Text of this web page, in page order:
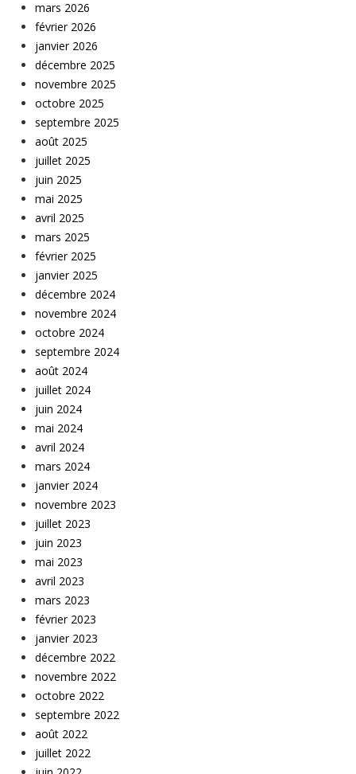
mars 2026
février 2026
janvier 2026
décembre 2025
novembre 2025
octobre 2025
septembre 2025
août 2025
juillet 2025
juin 2025
mai 2025
avril 2025
mars 2025
février 2025
janvier 2025
décembre 2024
novembre 2024
octobre 2024
septembre 2024
août 2024
juillet 2024
juin 2024
mai 2024
avril 2024
mars 2024
janvier 2024
novembre 2023
juillet 2023
juin 2023
mai 2023
avril 2023
mars 2023
février 2023
janvier 2023
décembre 2022
novembre 2022
octobre 2022
septembre 2022
août 2022
juillet 2022